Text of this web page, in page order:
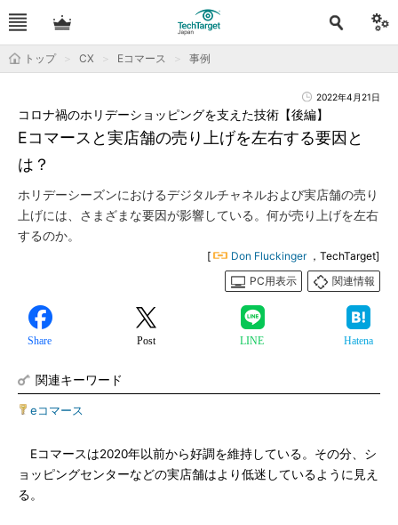
トップ CX Eコマース 事例
2022年4月21日
Eコマースと実店舗の売り上げを左右する要因と
は？
コロナ禍のホリデーショッピングを支えた技術【後編】
ホリデーシーズンにおけるデジタルチャネルおよび実店舗の売り
上げには、さまざまな要因が影響している。何が売り上げを左右
するのか。
[ Don Fluckinger ，TechTarget]
PC用表示
関連情報
Share Post LINE Hatena
関連キーワード
eコマース
Eコマースは2020年以前から好調を維持している。その分、シ
ョッピングセンターなどの実店舗はより低迷しているように見え
る。